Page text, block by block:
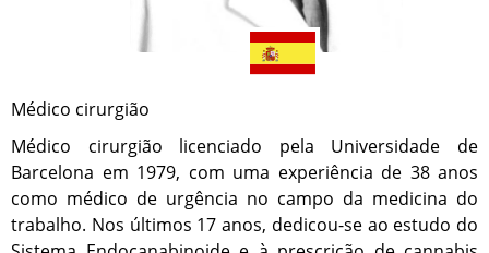
Médico cirurgião
Médico cirurgião licenciado pela Universidade de
Barcelona em 1979, com uma experiência de 38 anos
como médico de urgência no campo da medicina do
trabalho. Nos últimos 17 anos, dedicou-se ao estudo do